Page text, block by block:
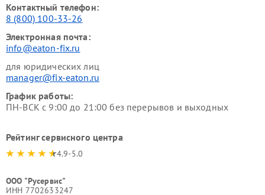
Контактный телефон:
8 (800) 100-33-26
Электронная почта:
info@eaton-fix.ru
для юридических лиц
manager@fix-eaton.ru
График работы:
ПН-ВСК с 9:00 до 21:00 без перерывов и выходных
Рейтинг сервисного центра
4.9-5.0
ООО "Русервис"
ИНН 7702633247